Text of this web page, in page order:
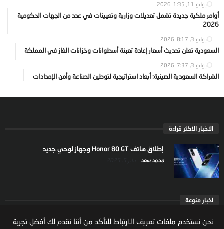
يوليو 11, 2026 1:35
أوامر ملكية جديدة تشمل تعديلات وزارية وتعيينات في عدد من الجهات الحكومية
2026
يوليو 3, 2026 8:17
السعودية تعلن تحديث أسعار إعادة تعبئة أسطوانات وخزانات الغاز في المملكة
يوليو 3, 2026 7:37
الشراكة السعودية الصينية: أبعاد استراتيجية لتوطين الصناعة وأمن الإمدادات
الاخبار الاكثر قراءة
إطلاق هاتف Honor 80 GT وجهاز لوحي جديد
محمد سعد
اخبار منوعة
ارتفاع ملكية المستثمرين الاجانب في السوق السعودية
نحن نستخدم ملفات تعريف الارتباط للتأكد من أننا نقدم لك أفضل تجربة